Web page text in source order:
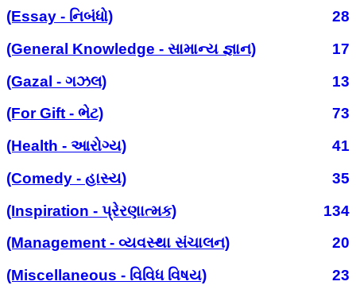
(Essay - નિબંધો)
28
(General Knowledge - સામાન્ય જ્ઞાન)
17
(Gazal - ગઝલ)
13
(For Gift - ભેટ)
73
(Health - આરોગ્ય)
41
(Comedy - હાસ્ય)
35
(Inspiration - પ્રેરણાત્મક)
134
(Management - વ્યવસ્થા સંચાલન)
20
(Miscellaneous - વિવિધ વિષય)
23